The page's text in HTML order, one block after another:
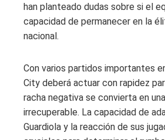
han planteado dudas sobre si el
capacidad de permanecer en la
nacional.
Con varios partidos importantes
City deberá actuar con rapidez
racha negativa se convierta en
irrecuperable. La capacidad de
Guardiola y la reacción de sus